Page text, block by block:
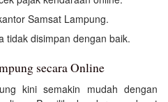
Samsat Lampung.
tidak disimpan dengan baik.
secara Online
kini semakin mudah dengan